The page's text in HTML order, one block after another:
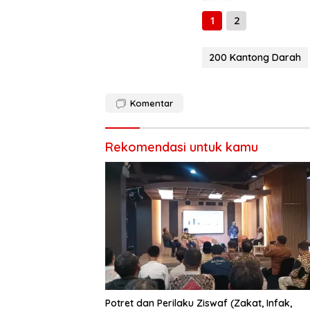
o
o
k
m p
p
1
2
200 Kantong Darah
Komentar
Rekomendasi untuk kamu
Potret dan Perilaku Ziswaf (Zakat, Infak,